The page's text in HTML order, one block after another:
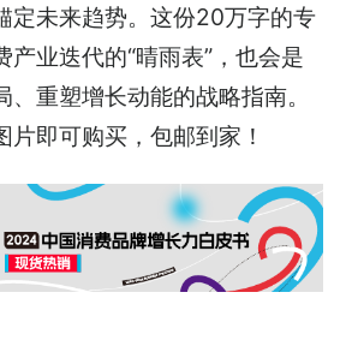
定未来趋势。这份20万字的专
产业迭代的“晴雨表”，也会是
重塑增长动能的战略指南。
片即可购买，包邮到家！